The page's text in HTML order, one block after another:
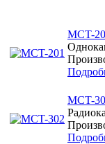
MCT-
MCT-